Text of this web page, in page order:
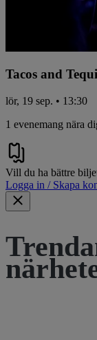
Tacos and
lör, 19 sep. • 13:30
1 evenemang nära
Vill du ha bättre
Logga in / Skapa